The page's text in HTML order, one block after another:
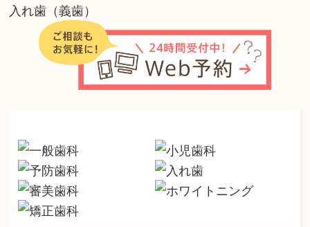
入れ歯（義歯）